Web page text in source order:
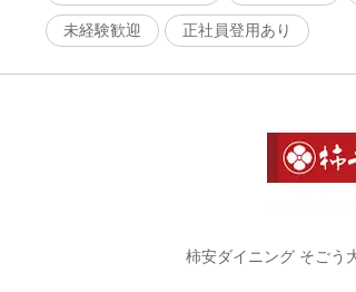
未経験歓迎 正社員登用あり
柿安ダイニング そごう